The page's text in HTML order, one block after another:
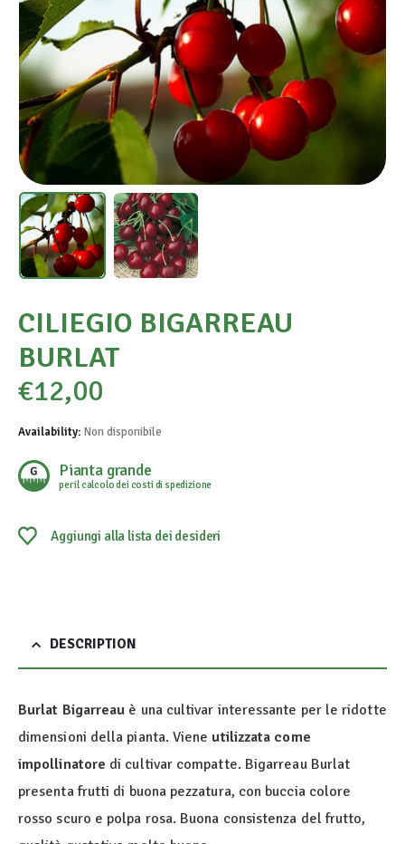
CILIEGIO BIGARREAU
BURLAT
€12,00
Availability: Non disponibile
Pianta grande
per il calcolo dei costi di spedizione
Aggiungi alla lista dei desideri
DESCRIPTION
Burlat Bigarreau è una cultivar interessante per le ridotte
dimensioni della pianta. Vieneutilizzata come
impollinatore di cultivar compatte. Bigarreau Burlat
presenta frutti di buona pezzatura, con buccia colore
rosso scuro e polpa rosa. Buona consistenza del frutto,